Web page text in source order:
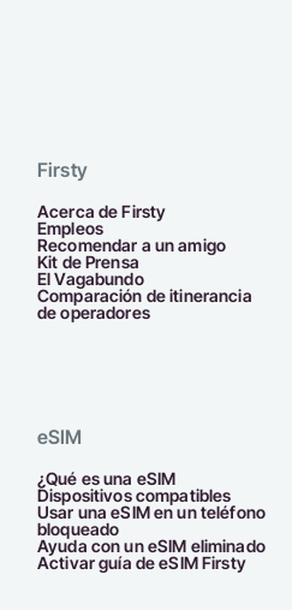
Firsty
Acerca de Firsty
Empleos
Recomendar a un amigo
Kit de Prensa
El Vagabundo
Comparación de itinerancia
de operadores
eSIM
¿Qué es una eSIM
Dispositivos compatibles
Usar una eSIM en un teléfono
bloqueado
Ayuda con un eSIM eliminado
Activar guía de eSIM Firsty